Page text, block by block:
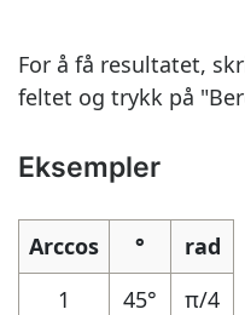
For å få resultatet,
feltet og trykk på
Eksempler
Arccos °
rad
1
45°
π/4